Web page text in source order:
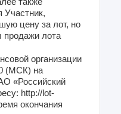
Участник,
цену за лот, но
продажи лота
организации
(МСК) на
«Российский
http://lot-
окончания